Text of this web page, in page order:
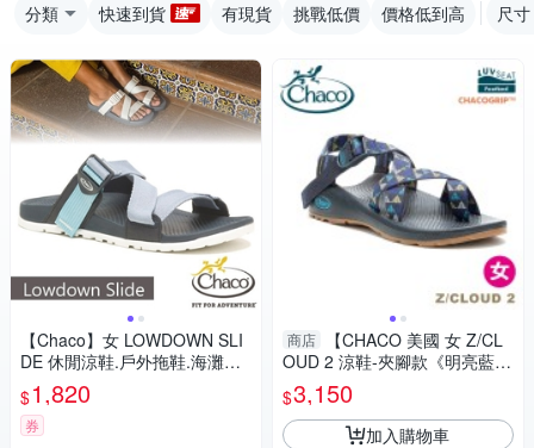
分類 快速到貨 有現貨 挑戰低價 價格低到高 尺寸
【Chaco】女 LOWDOWN SLI
DE 休閒涼鞋.戶外拖鞋.海灘鞋_
CH-LSW01-HJ22 天際灰藍
$1,820
券
商店
【CHACO 美國 女 Z/CL
OUD 2 涼鞋-夾腳款《明亮藍
旗》】CH-ZLW02HK20/越野/
健行/攀岩/溯溪/泛舟
$3,150
加入購物車